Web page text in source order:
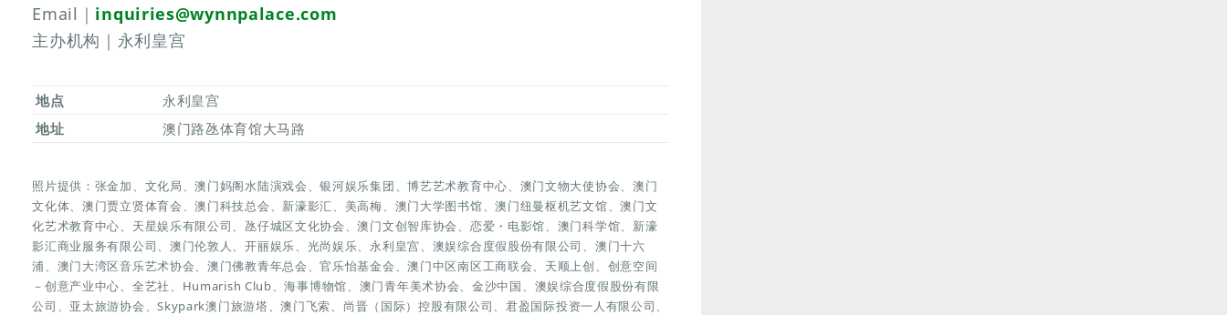
Email｜ inquiries@wynnpalace.com
主办机构｜永利皇宫
地点
永利皇宫
地址
澳门路氹体育馆大马路
照片提供：张金加、文化局、澳门妈阁水陆演戏会、银河娱乐集团、博艺艺术教育中心、澳门文物大使协会、澳门
文化体、澳门贾立贤体育会、澳门科技总会、新濠影汇、美高梅、澳门大学图书馆、澳门纽曼枢机艺文馆、澳门文
化艺术教育中心、天星娱乐有限公司、氹仔城区文化协会、澳门文创智库协会、恋爱・电影馆、澳门科学馆、新濠
影汇商业服务有限公司、澳门伦敦人、开丽娱乐、光尚娱乐、永利皇宫、澳娱综合度假股份有限公司、澳门十六
浦、澳门大湾区音乐艺术协会、澳门佛教青年总会、官乐怡基金会、澳门中区南区工商联会、天顺上创、创意空间
－创意产业中心、全艺社、Humarish Club、海事博物馆、澳门青年美术协会、金沙中国、澳娱综合度假股份有限
公司、亚太旅游协会、Skypark澳门旅游塔、澳门飞索、尚晋（国际）控股有限公司、君盈国际投资一人有限公司、